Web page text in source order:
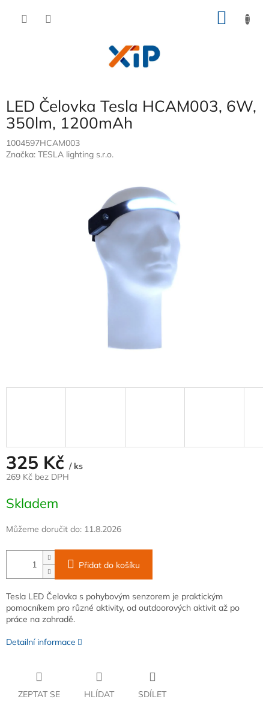
LED Čelovka Tesla HCAM003, 6W,
350lm, 1200mAh
1004597HCAM003
Značka: TESLA lighting s.r.o.
325 Kč / ks
269 Kč bez DPH
cena:
Skladem
Můžeme doručit do: 11.8.2026
Přidat do košíku
Tesla LED Čelovka s pohybovým senzorem je praktickým
pomocníkem pro různé aktivity, od outdoorových aktivit až po
práce na zahradě.
Detailní informace
ZEPTAT SE HLÍDAT SDÍLET